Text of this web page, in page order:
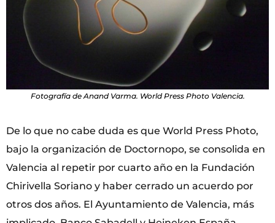
Fotografía de Anand Varma. World Press Photo Valencia.
De lo que no cabe duda es que World Press Photo,
bajo la organización de Doctornopo, se consolida en
Valencia al repetir por cuarto año en la Fundación
Chirivella Soriano y haber cerrado un acuerdo por
otros dos años. El Ayuntamiento de Valencia, más